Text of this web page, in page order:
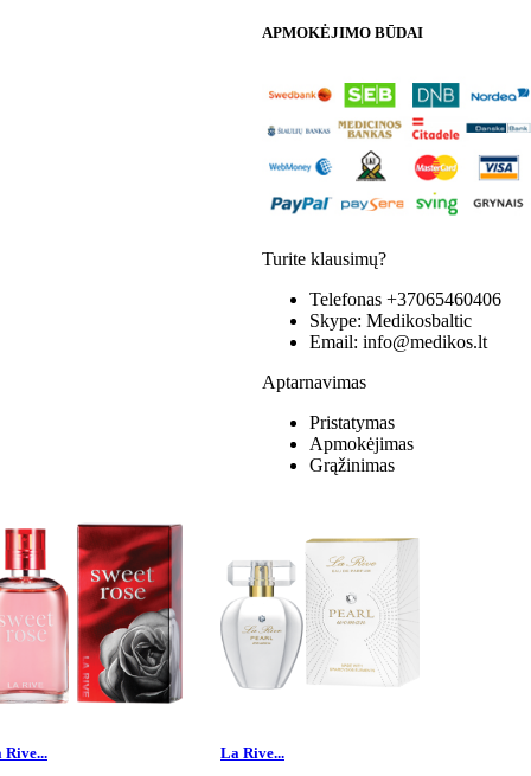
APMOKĖJIMO BŪDAI
Turite klausimų?
Telefonas +37065460406
Skype: Medikosbaltic
Email: info@medikos.lt
Aptarnavimas
Pristatymas
Apmokėjimas
Grąžinimas
Rive... La Rive...